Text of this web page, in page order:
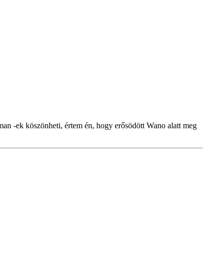
-ek köszönheti, értem én, hogy erősödött Wano alatt meg